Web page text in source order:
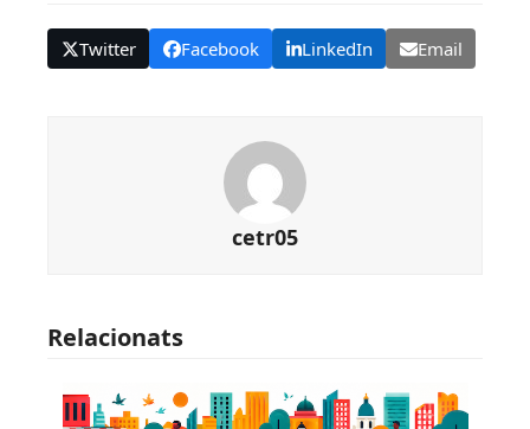
Twitter Facebook LinkedIn Email
cetr05
Relacionats